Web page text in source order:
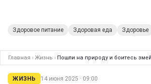
Здоровое питание Здоровая еда Здоровье
Главная › Жизнь › Пошли на природу и боитесь
ЖИЗНЬ 14 июня 2025 · 09:00